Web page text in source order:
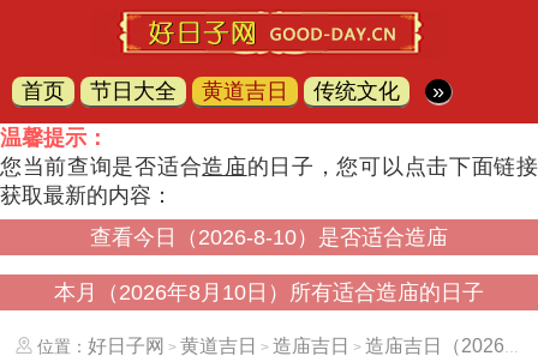
首页 节日大全 黄道吉日 传统文化
»
温馨提示：
您当前查询是否适合造庙的日子，您可以点击下面链接
获取最新的内容：
查看今日（2026-8-10）是否适合造庙
本月（2026年8月10日）所有适合造庙的日子
位置： 好日子网 > 黄道吉日 > 造庙吉日 > 造庙吉日（20260619）